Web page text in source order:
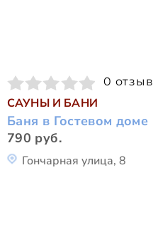
0
САУНЫ И БАНИ
Баня в Гостевом
790 руб.
Гончарная улица, 8